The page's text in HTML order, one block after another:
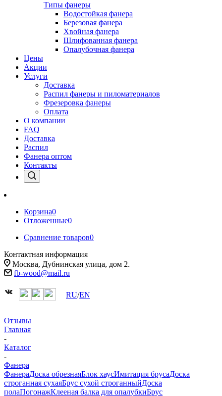
Типы фанеры
Водостойкая фанера
Березовая фанера
Хвойная фанера
Шлифованная фанера
Опалубочная фанера
Цены
Акции
Услуги
Доставка
Распил фанеры и пиломатериалов
Фрезеровка фанеры
Оплата
О компании
FAQ
Доставка
Распил
Фанера оптом
Контакты
Корзина0
Отложенные0
Сравнение товаров0
Контактная информация
Москва, Дубнинская улица, дом 2.
fb-wood@mail.ru
RU/EN
Отзывы
Главная
-
Каталог
-
Фанера
ФанераДоска обрезнаяБлок хаусИмитация брусаДоска
строганная сухаяБрус сухой строганныйДоска
полаПогонажКлееная балка для опалубкиБрус